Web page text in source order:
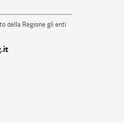
della Regione gli enti